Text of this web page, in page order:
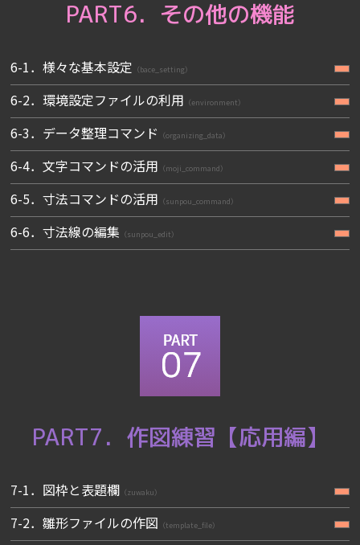
PART6．その他の機能
6-1．様々な基本設定 （bace_setting）
6-2．環境設定ファイルの利用 （environment）
6-3．データ整理コマンド （organizing_data）
6-4．文字コマンドの活用 （moji_command）
6-5．寸法コマンドの活用 （sunpou_command）
6-6．寸法線の編集 （sunpou_edit）
PART7．作図練習【応用編】
7-1．図枠と表題欄 （zuwaku）
7-2．雛形ファイルの作図 （template_file）